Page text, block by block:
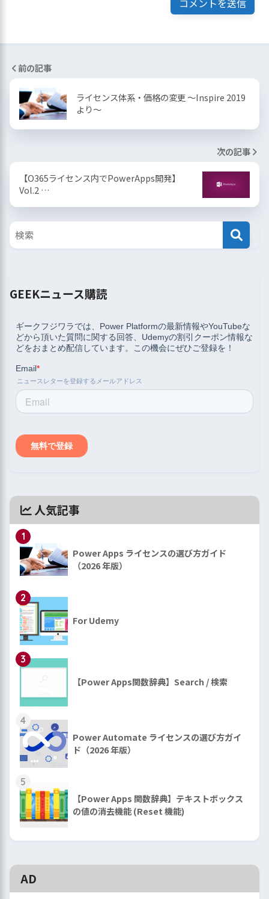
前の記事
ライセンス体系・価格の変更 ～Inspire 2019
より～
次の記事
【O365ライセンス内でPowerApps開発】
Vol.2 …
GEEKニュース購読
人気記事
1
Power Apps ライセンスの選び方ガイド
（2026 年版）
2
For Udemy
3
【Power Apps関数辞典】Search / 検索
4
Power Automate ライセンスの選び方ガイ
ド（2026 年版）
5
【Power Apps 関数辞典】テキストボックス
の値の消去機能 (Reset 機能)
AD